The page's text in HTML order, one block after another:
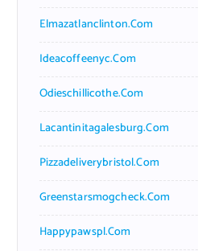
Elmazatlanclinton.com
Ideacoffeenyc.com
Odieschillicothe.com
Lacantinitagalesburg.com
Pizzadeliverybristol.com
Greenstarsmogcheck.com
Happypawspl.com